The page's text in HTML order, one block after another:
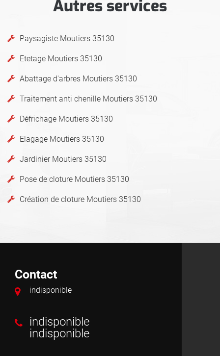
Autres services
Paysagiste Moutiers 35130
Etetage Moutiers 35130
Abattage d'arbres Moutiers 35130
Traitement anti chenille Moutiers 35130
Défrichage Moutiers 35130
Elagage Moutiers 35130
Jardinier Moutiers 35130
Pose de cloture Moutiers 35130
Création de cloture Moutiers 35130
Contact
indisponible
indisponible
indisponible